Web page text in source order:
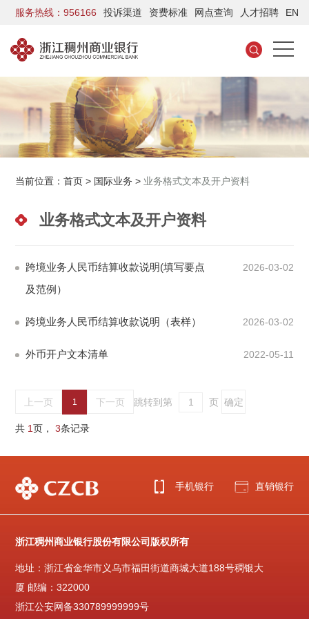
服务热线：956166 投诉渠道 资费标准 网点查询 人才招聘 EN
当前位置：首页 > 国际业务 > 业务格式文本及开户资料
业务格式文本及开户资料
跨境业务人民币结算收款说明(填写要点
及范例）
2026-03-02
跨境业务人民币结算收款说明（表样） 2026-03-02
外币开户文本清单 2022-05-11
上一页 1 下一页 跳转到第 页
共 1页，3条记录
手机银行 直销银行
浙江稠州商业银行股份有限公司版权所有
地址：浙江省金华市义乌市福田街道商城大道188号稠银大
厦 邮编：322000
浙江公安网备330789999999号